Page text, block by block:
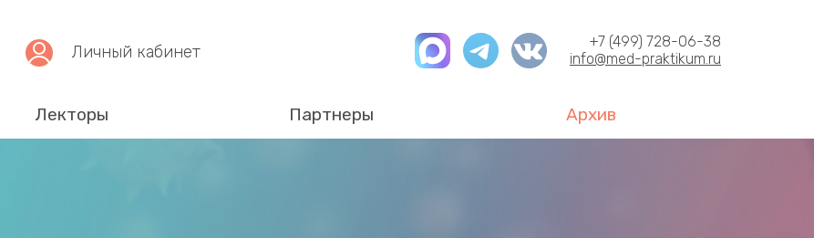
Личный кабинет
+7 (499) 728-06-38
info@med-praktikum.ru
Лекторы Партнеры Архив